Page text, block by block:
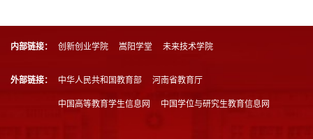
内部链接： 创新创业学院 嵩阳学堂 未来技术学院
外部链接： 中华人民共和国教育部 河南省教育厅
中国高等教育学生信息网 中国学位与研究生教育信息网